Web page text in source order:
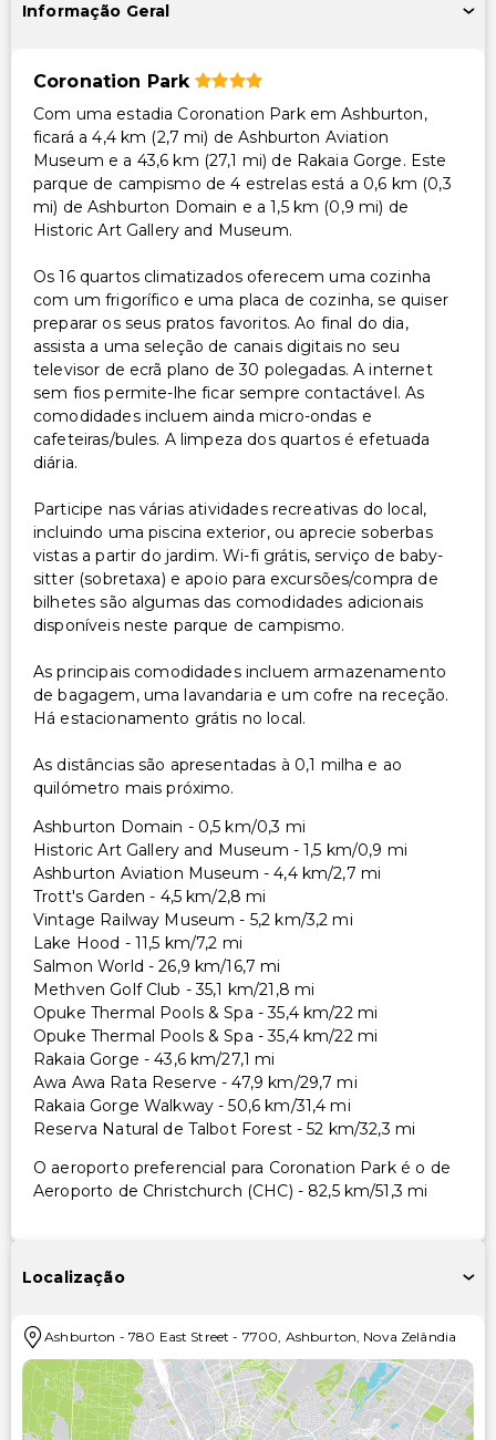
Acessibilidade
Acessível para cadeira de rodas – não
Outros serviços
Serviço de babá ou cuidados infantis (taxa extra)
Cofre na recepção
Serviço de lavanderia
Informação Geral
Coronation Park
Com uma estadia Coronation Park em Ashburton,
ficará a 4,4 km (2,7 mi) de Ashburton Aviation
Museum e a 43,6 km (27,1 mi) de Rakaia Gorge. Este
parque de campismo de 4 estrelas está a 0,6 km (0,3
mi) de Ashburton Domain e a 1,5 km (0,9 mi) de
Historic Art Gallery and Museum.
Os 16 quartos climatizados oferecem uma cozinha
com um frigorífico e uma placa de cozinha, se quiser
preparar os seus pratos favoritos. Ao final do dia,
assista a uma seleção de canais digitais no seu
televisor de ecrã plano de 30 polegadas. A internet
sem fios permite-lhe ficar sempre contactável. As
comodidades incluem ainda micro-ondas e
cafeteiras/bules. A limpeza dos quartos é efetuada
diária.
Participe nas várias atividades recreativas do local,
incluindo uma piscina exterior, ou aprecie soberbas
vistas a partir do jardim. Wi-fi grátis, serviço de baby-
sitter (sobretaxa) e apoio para excursões/compra de
bilhetes são algumas das comodidades adicionais
disponíveis neste parque de campismo.
As principais comodidades incluem armazenamento
de bagagem, uma lavandaria e um cofre na receção.
Há estacionamento grátis no local.
As distâncias são apresentadas à 0,1 milha e ao
quilómetro mais próximo.
Ashburton Domain - 0,5 km/0,3 mi
Historic Art Gallery and Museum - 1,5 km/0,9 mi
Ashburton Aviation Museum - 4,4 km/2,7 mi
Trott's Garden - 4,5 km/2,8 mi
Vintage Railway Museum - 5,2 km/3,2 mi
Lake Hood - 11,5 km/7,2 mi
Salmon World - 26,9 km/16,7 mi
Methven Golf Club - 35,1 km/21,8 mi
Opuke Thermal Pools & Spa - 35,4 km/22 mi
Opuke Thermal Pools & Spa - 35,4 km/22 mi
Rakaia Gorge - 43,6 km/27,1 mi
Awa Awa Rata Reserve - 47,9 km/29,7 mi
Rakaia Gorge Walkway - 50,6 km/31,4 mi
Reserva Natural de Talbot Forest - 52 km/32,3 mi
O aeroporto preferencial para Coronation Park é o de
Aeroporto de Christchurch (CHC) - 82,5 km/51,3 mi
Localização
Ashburton - 780 East Street - 7700 Ashburton Nova Zelândia